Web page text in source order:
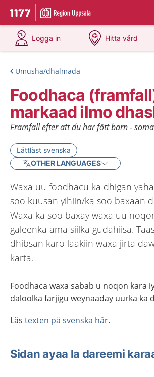
To start page for 1177
Du har valt region
Logga in
at 1177.se
Hitta vård
at 1177.se
Umusha/dhalmada
Foodhaca
markaad ilmo
Framfall efter att du har fött barn -
Lättläst svenska
OTHER LANGUAGES
Waxa uu foodhacu ka dhigan
soo kuusan yihiin/ka soo baxaan
Waxa ka soo baxay waxa uu
galeenka ama siilka gudahiisa.
dhibsan karo laakiin waxa jirta
karta.
Foodhaca waxa sabab u noqon kara
daloolka farjigu weynaaday uurka ka
Läs texten på svenska här.
Sidan ayaa la dareemi